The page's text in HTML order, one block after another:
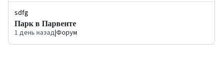
sdfg
Парк в Парвенте
1 день назад|Форум